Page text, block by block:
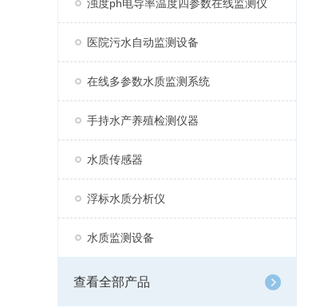
浊度ph电导率温度四参数在线监测仪
医院污水自动监测设备
在线多参数水质监测系统
手持水产养殖检测仪器
水质传感器
浮标水质分析仪
水质监测设备
查看全部产品